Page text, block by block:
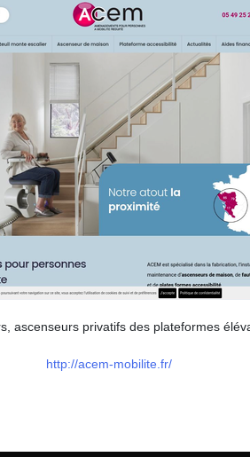
ascenseurs privatifs des plateformes
http://acem-mobilite.fr/